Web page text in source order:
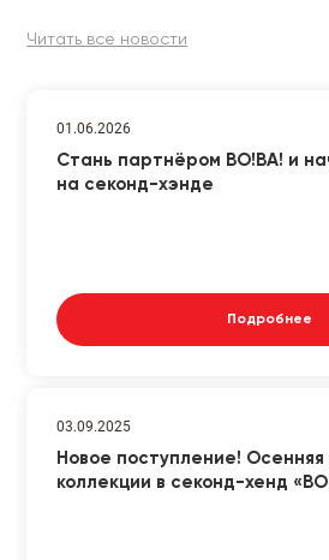
Читать все новости
01.06.2026
Стань партнёром ВО!ВА! и
на секонд-хэнде
Подробнее
03.09.2025
Новое поступление! Осенняя
коллекции в секонд-хенд